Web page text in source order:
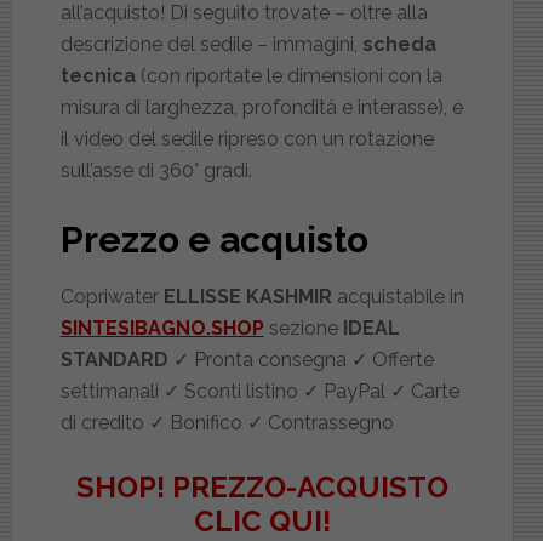
all’acquisto! Di seguito trovate – oltre alla
descrizione del sedile – immagini, scheda
tecnica(con riportate le dimensioni con la
misura di larghezza, profondità e interasse), e
il video del sedile ripreso con un rotazione
sull’asse di 360° gradi.
Prezzo e acquisto
Copriwater ELLISSE KASHMIR acquistabile in
SINTESIBAGNO.SHOP sezione IDEAL
STANDARD ✓ Pronta consegna ✓ Offerte
settimanali ✓ Sconti listino ✓ PayPal ✓ Carte
di credito ✓ Bonifico ✓ Contrassegno
SHOP! PREZZO-ACQUISTO
CLIC QUI!